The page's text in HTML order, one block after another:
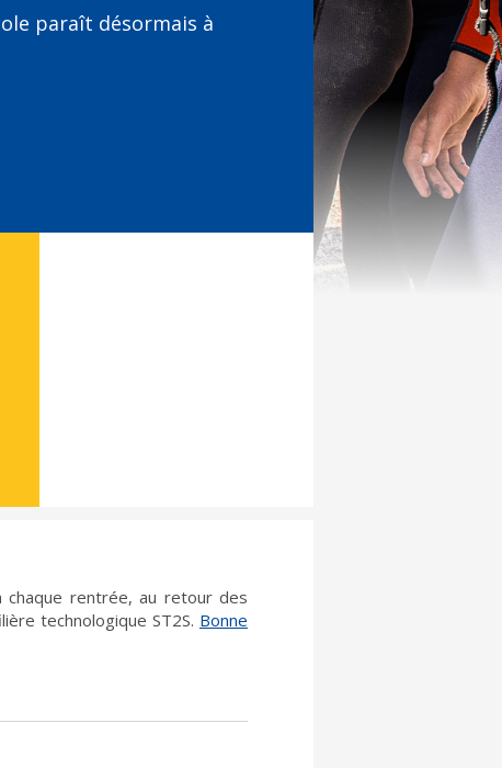
paraît désormais à
chaque rentrée, au retour des
technologique ST2S. Bonne